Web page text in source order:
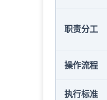
职责分工
操作流程
执行标准